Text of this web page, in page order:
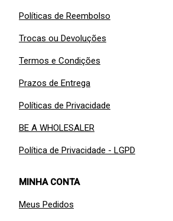
Políticas de Reembolso
Trocas ou Devoluções
Termos e Condições
Prazos de Entrega
Políticas de Privacidade
BE A WHOLESALER
Política de Privacidade - LGPD
MINHA CONTA
Meus Pedidos